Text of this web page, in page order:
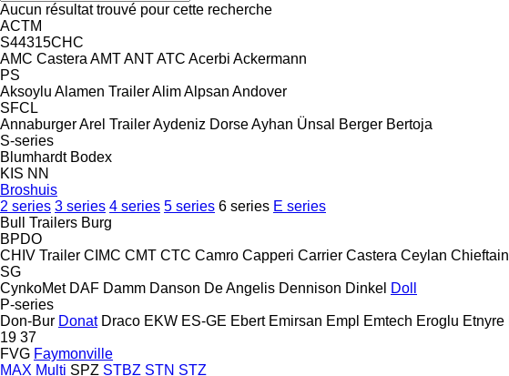
Aucun résultat trouvé pour cette recherche
ACTM
S44315CHC
AMC Castera AMTANTATC Acerbi Ackermann
PS
Aksoylu Alamen TrailerAlimAlpsan Andover
SFCL
AnnaburgerArel TrailerAydeniz DorseAyhan Ünsal Berger Bertoja
S-series
Blumhardt Bodex
KIS NN
Broshuis
2 series 3 series 4 series 5 series 6 series E series
Bull Trailers Burg
BPDO
CHIV Trailer CIMC CMT CTC Camro Capperi Carrier Castera Ceylan Chieftain
SG
CynkoMet DAF Damm Danson De Angelis Dennison Dinkel Doll
P-series
Don-Bur Donat Draco EKW ES-GE Ebert Emirsan Empl Emtech Eroglu Etnyre
19 37
FVG Faymonville
MAX Multi SPZ STBZ STN STZ